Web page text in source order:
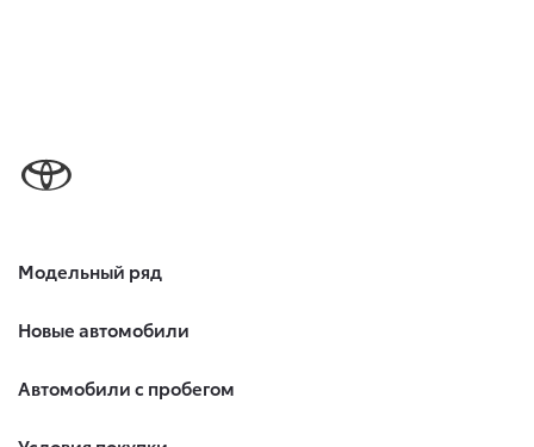
Модельный ряд
Новые автомобили
Автомобили с пробегом